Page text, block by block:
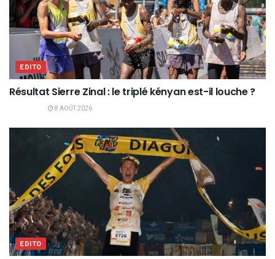
EDITO
Résultat Sierre Zinal : le triplé kényan est-il louche ?
8 AOÛT 2026
EDITO